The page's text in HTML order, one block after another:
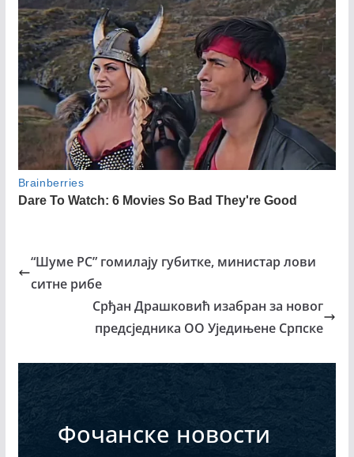
“Шуме РС” гомилају губитке, министар лови
ситне рибе
Срђан Драшковић изабран за новог
предсједника ОО Уједињене Српске
Фочанске новости